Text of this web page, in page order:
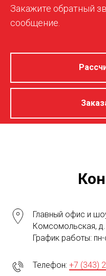
Закажите обратный
сообщение.
Главный офис и
Комсомольская,
График работы:
Телефон: +7 (343)